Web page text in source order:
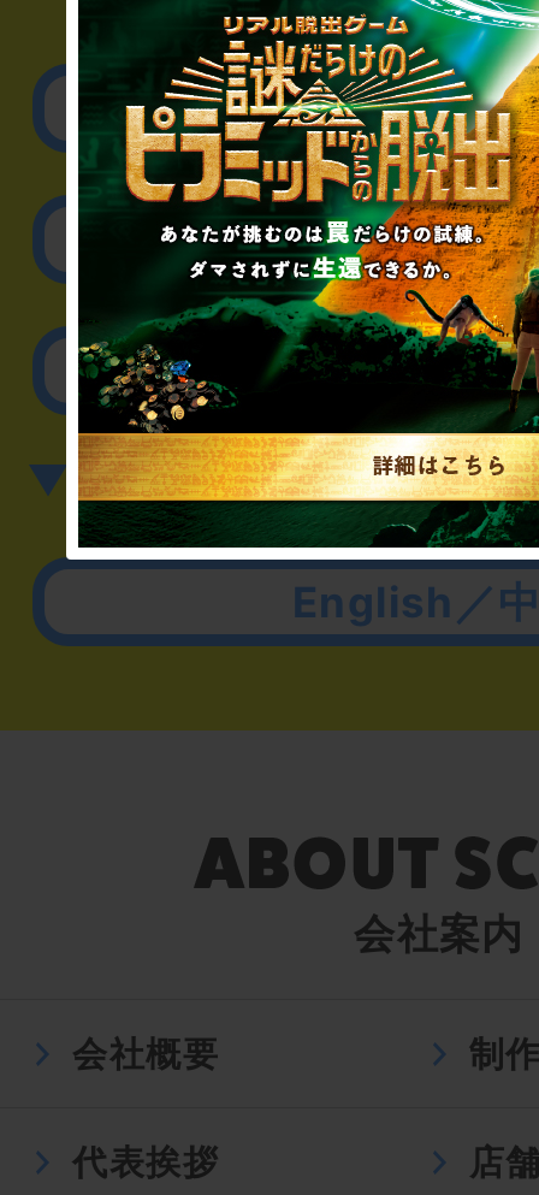
▼企業／法人の方
リアル脱出ゲーム制作
取材に関するお
その他のご相談／
▼英語、中国語でのお問
English／
会社案内
会社概要 制
代表挨拶 店